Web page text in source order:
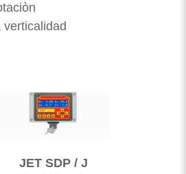
verticalidad
JET SDP / J